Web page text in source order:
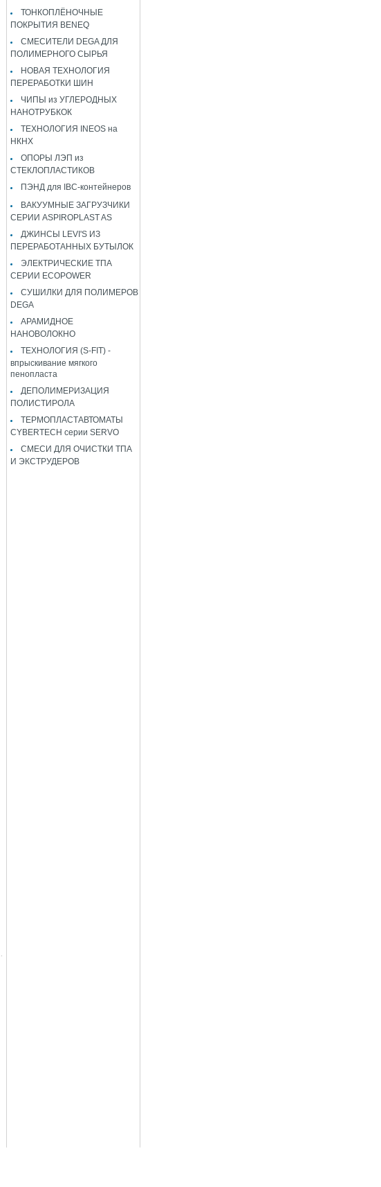
ТОНКОПЛЁНОЧНЫЕ
ПОКРЫТИЯ BENEQ
СМЕСИТЕЛИ DEGA ДЛЯ
ПОЛИМЕРНОГО СЫРЬЯ
НОВАЯ ТЕХНОЛОГИЯ
ПЕРЕРАБОТКИ ШИН
ЧИПЫ из УГЛЕРОДНЫХ
НАНОТРУБКОК
ТЕХНОЛОГИЯ INEOS на
НКНХ
ОПОРЫ ЛЭП из
СТЕКЛОПЛАСТИКОВ
ПЭНД для IBC-контейнеров
ВАКУУМНЫЕ ЗАГРУЗЧИКИ
СЕРИИ ASPIROPLAST AS
ДЖИНСЫ LEVI'S ИЗ
ПЕРЕРАБОТАННЫХ БУТЫЛОК
ЭЛЕКТРИЧЕСКИЕ ТПА
СЕРИИ ECOPOWER
СУШИЛКИ ДЛЯ ПОЛИМЕРОВ
DEGA
АРАМИДНОЕ
НАНОВОЛОКНО
ТЕХНОЛОГИЯ (S-FIT) -
впрыскивание мягкого
пенопласта
ДЕПОЛИМЕРИЗАЦИЯ
ПОЛИСТИРОЛА
ТЕРМОПЛАСТАВТОМАТЫ
CYBERTECH серии SERVO
СМЕСИ ДЛЯ ОЧИСТКИ ТПА
И ЭКСТРУДЕРОВ